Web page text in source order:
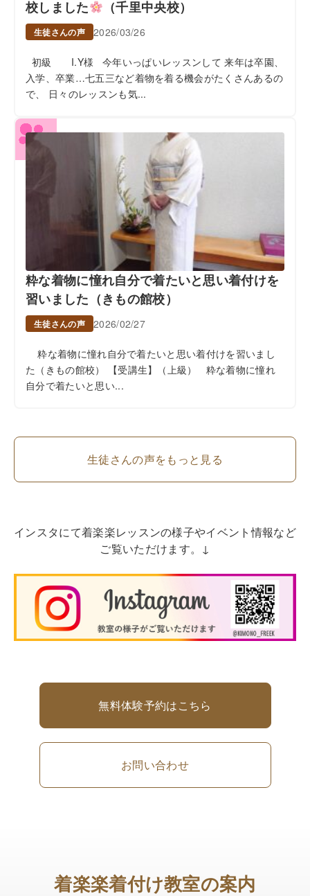
校しました （千里中央校）
生徒さんの声 2026/03/26
初級 I.Y様 今年いっぱいレッスンして 来年は卒園、
入学、卒業…七五三など着物を着る機会がたくさんあるの
で、 日々のレッスンも気...
粋な着物に憧れ自分で着たいと思い着付けを
習いました（きもの館校）
生徒さんの声 2026/02/27
粋な着物に憧れ自分で着たいと思い着付けを習いまし
た（きもの館校） 【受講生】（上級） 粋な着物に憧れ
自分で着たいと思い...
生徒さんの声をもっと見る
インスタにて着楽楽レッスンの様子やイベント情報など
ご覧いただけます。↓
無料体験予約はこちら
お問い合わせ
着楽楽着付け教室の案内